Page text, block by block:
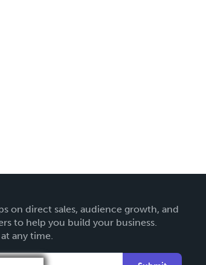
on direct sales, audience growth, and
to help you build your business.
any time.